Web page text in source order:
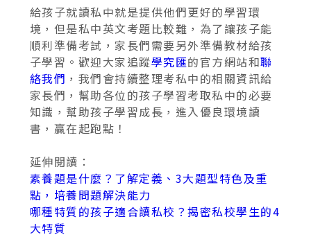
給孩子就讀私中就是提供他們更好的學習環
境，但是私中英文考題比較難，為了讓孩子能
順利準備考試，家長們需要另外準備教材給孩
子學習。歡迎大家追蹤學究匯的官方網站和聯
絡我們 ，我們會持續整理考私中的相關資訊給
家長們，幫助各位的孩子學習考取私中的必要
知識，幫助孩子學習成長，進入優良環境讀
書，贏在起跑點！
延伸閱讀：
素養題是什麼？了解定義、3大題型特色及重
點，培養問題解決能力
哪種特質的孩子適合讀私校？揭密私校學生的4
大特質